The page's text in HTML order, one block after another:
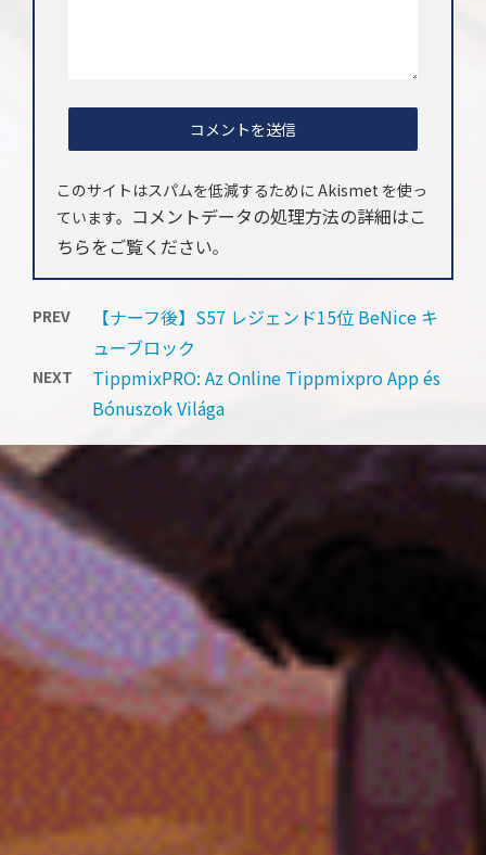
このサイトはスパムを低減するために Akismet を使っ
ています。 コメントデータの処理方法の詳細はこ
ちらをご覧ください。
PREV
【ナーフ後】S57 レジェンド15位 BeNice キ
ューブロック
NEXT
TippmixPRO: Az Online Tippmixpro App és
Bónuszok Világa